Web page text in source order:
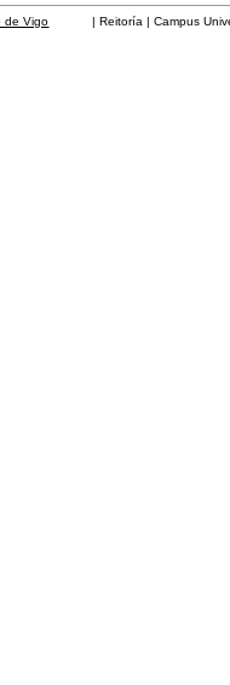
de Vigo | Reitoría | Campus